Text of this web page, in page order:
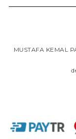
MUSTAFA KEMAL